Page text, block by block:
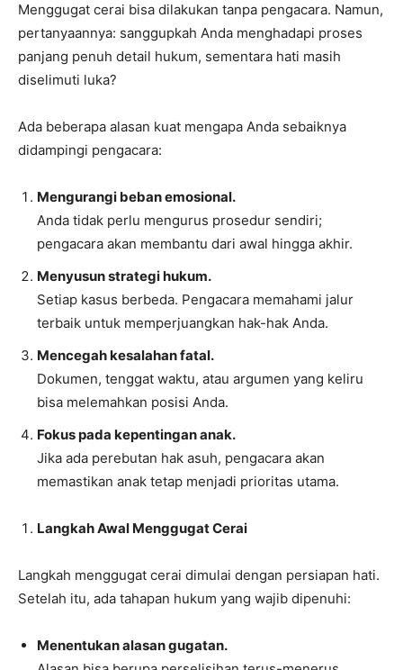
Menggugat cerai bisa dilakukan tanpa pengacara. Namun,
pertanyaannya: sanggupkah Anda menghadapi proses
panjang penuh detail hukum, sementara hati masih
diselimuti luka?
Ada beberapa alasan kuat mengapa Anda sebaiknya
didampingi pengacara:
Mengurangi beban emosional.
Anda tidak perlu mengurus prosedur sendiri;
pengacara akan membantu dari awal hingga akhir.
Menyusun strategi hukum.
Setiap kasus berbeda. Pengacara memahami jalur
terbaik untuk memperjuangkan hak-hak Anda.
Mencegah kesalahan fatal.
Dokumen, tenggat waktu, atau argumen yang keliru
bisa melemahkan posisi Anda.
Fokus pada kepentingan anak.
Jika ada perebutan hak asuh, pengacara akan
memastikan anak tetap menjadi prioritas utama.
Langkah Awal Menggugat Cerai
Langkah menggugat cerai dimulai dengan persiapan hati.
Setelah itu, ada tahapan hukum yang wajib dipenuhi:
Menentukan alasan gugatan.